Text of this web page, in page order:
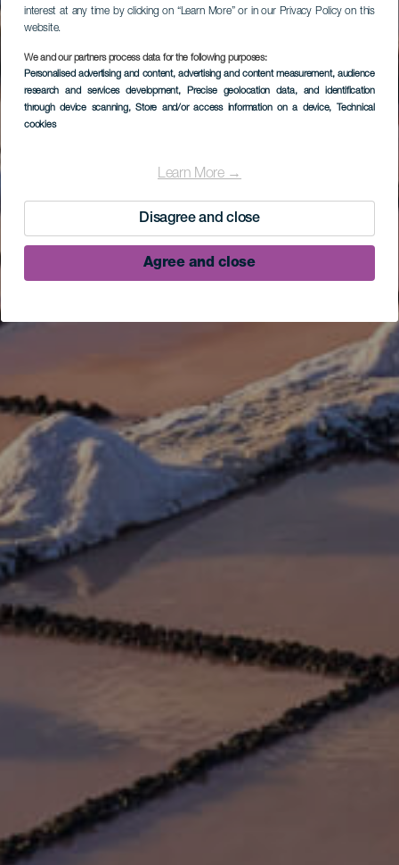
interest at any time by clicking on “Learn More” or in our Privacy Policy on this
website.
We and our partners process data for the following purposes:
Personalised advertising and content, advertising and content measurement, audience
research and services development, Precise geolocation data, and identification
through device scanning, Store and/or access information on a device, Technical
cookies
Learn More →
Disagree and close
Agree and close